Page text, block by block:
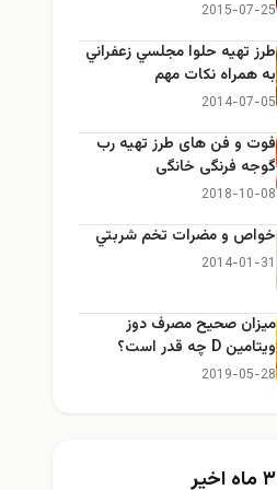
2015-07-25
طرز تهيه حلوا مجلسي زعفراني
به همراه نكات مهم
2014-07-05
فوت و فن های طرز تهیه رب
گوجه فرنگی خانگی
2018-10-08
خواص و مضرات تخم شربتي
2014-01-31
میزان صحیح مصرف دوز
ویتامین D چه قدر است؟
2019-05-28